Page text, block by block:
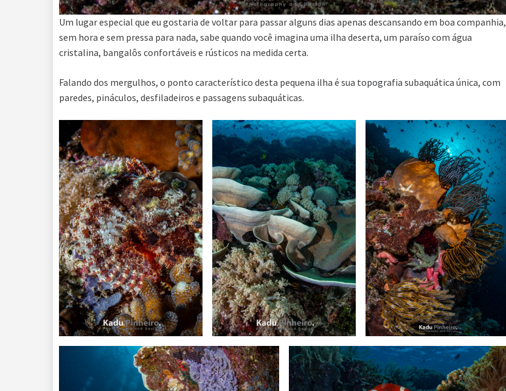
Um lugar especial que eu gostaria de voltar para passar alguns dias apenas descansando em boa companhia,
sem hora e sem pressa para nada, sabe quando você imagina uma ilha deserta, um paraíso com água
cristalina, bangalôs confortáveis e rústicos na medida certa.
Falando dos mergulhos, o ponto característico desta pequena ilha é sua topografia subaquática única, com
paredes, pináculos, desfiladeiros e passagens subaquáticas.